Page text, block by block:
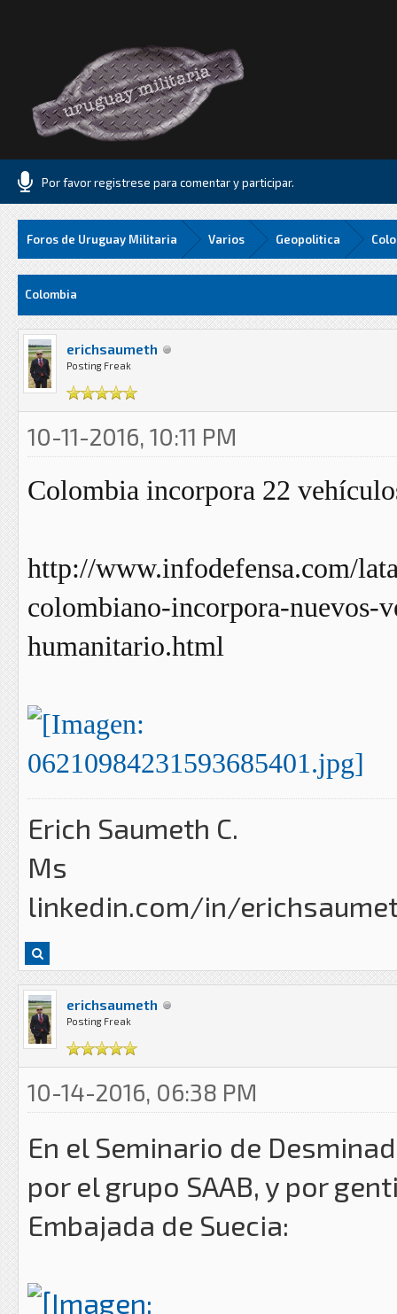
Por favor registrese para comentar y participar.
Foros de Uruguay Militaria Varios Geopolitica
MediaColombia
erichsaumeth
Posting Freak
10-11-2016, 10:11 PM
Colombia incorpora 22
http://www.infodefensa.com/
colombiano-incorpora-nuevos-
humanitario.html
Erich Saumeth C.
Ms
linkedin.com/in/
erichsaumeth
Posting Freak
10-14-2016, 06:38 PM
En el Seminario de
por el grupo SAAB, y por
Embajada de Suecia: